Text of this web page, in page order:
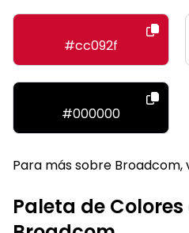
#cc092f
#000000
Para más sobre Broadcom,
Paleta de